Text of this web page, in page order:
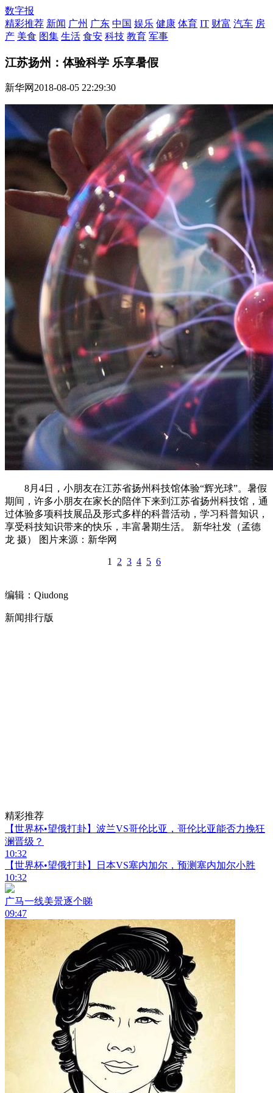
数字报
精彩推荐 新闻 广州 广东 中国 娱乐 健康 体育 IT 财富 汽车 房
产 美食 图集 生活 食安 科技 教育 军事
江苏扬州：体验科学 乐享暑假
新华网2018-08-05 22:29:30
8月4日，小朋友在江苏省扬州科技馆体验“辉光球”。暑假
期间，许多小朋友在家长的陪伴下来到江苏省扬州科技馆，通
过体验多项科技展品及形式多样的科普活动，学习科普知识，
享受科技知识带来的快乐，丰富暑期生活。 新华社发（孟德
龙 摄） 图片来源：新华网
1 2 3 4 5 6
编辑：Qiudong
新闻排行版
精彩推荐
【世界杯•望俄打卦】波兰VS哥伦比亚，哥伦比亚能否力挽狂
澜晋级？
10:32
【世界杯•望俄打卦】日本VS塞内加尔，预测塞内加尔小胜
10:32
广马一线美景逐个睇
09:47